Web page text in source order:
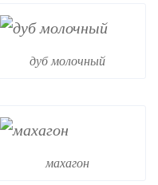
дуб молочный
махагон